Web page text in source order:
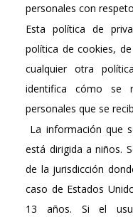
personales con
Esta política de
política de cookies,
cualquier otra
identifica cómo se
personales que se
La información que
está dirigida a niños.
de la jurisdicción
caso de Estados
13 años. Si el